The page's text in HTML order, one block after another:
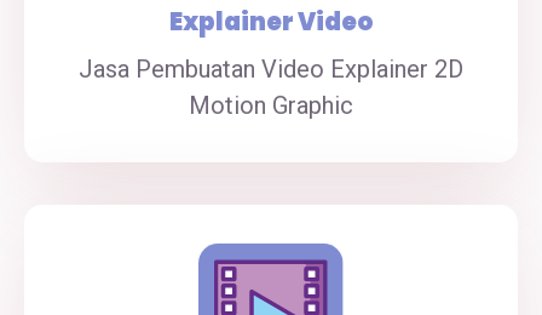
Explainer Video
Jasa Pembuatan Video Explainer 2D
Motion Graphic